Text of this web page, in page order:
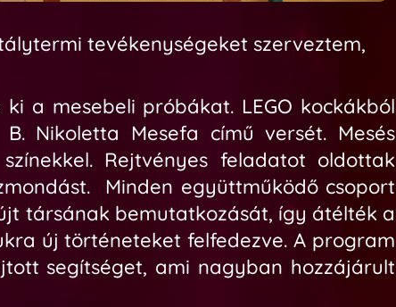
tevékenységeket szerveztem,
a mesebeli próbákat. LEGO kockákból
Nikoletta Mesefa című versét. Mesés
Rejtvényes feladatot oldottak
Minden együttműködő csoport
társának bemutatkozását, így átélték a
új történeteket felfedezve. A program
segítséget, ami nagyban hozzájárult